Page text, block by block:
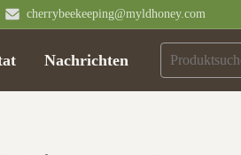
cherrybeekeeping@myldhoney.com
Nachrichten